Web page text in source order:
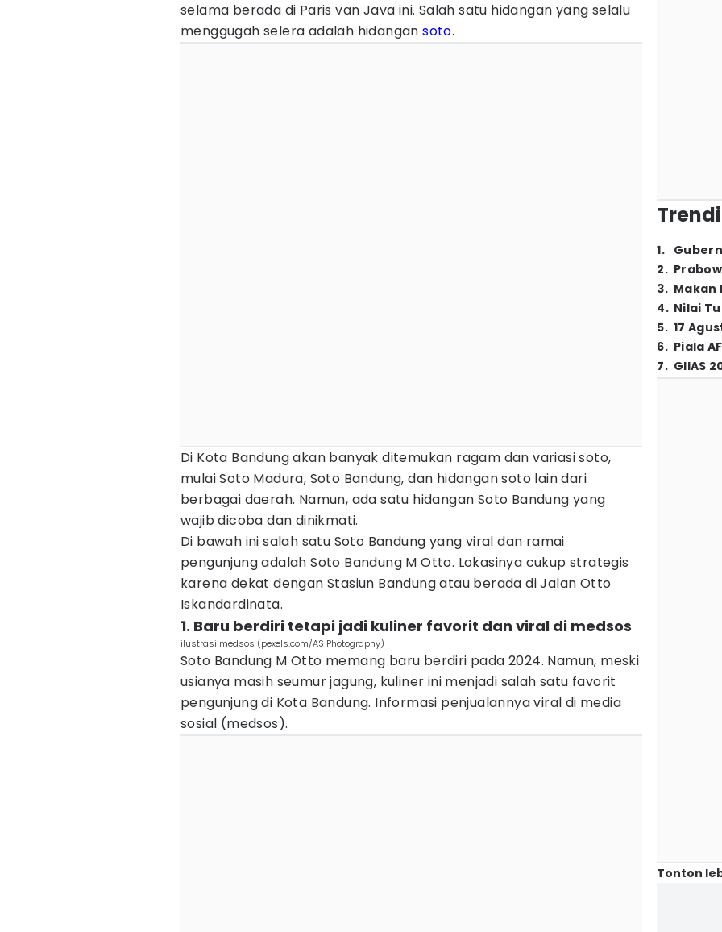
selama berada di Paris van Java ini. Salah satu hidangan yang selalu
menggugah selera adalah hidangansoto.
Di Kota Bandung akan banyak ditemukan ragam dan variasi soto,
mulai Soto Madura, Soto Bandung, dan hidangan soto lain dari
berbagai daerah. Namun, ada satu hidangan Soto Bandung yang
wajib dicoba dan dinikmati.
Di bawah ini salah satu Soto Bandung yang viral dan ramai
pengunjung adalah Soto Bandung M Otto. Lokasinya cukup strategis
karena dekat dengan Stasiun Bandung atau berada di Jalan Otto
Iskandardinata.
1. Baru berdiri tetapi jadi kuliner favorit dan viral di medsos
ilustrasi medsos (pexels.com/AS Photography)
Soto Bandung M Otto memang baru berdiri pada 2024. Namun, meski
usianya masih seumur jagung, kuliner ini menjadi salah satu favorit
pengunjung di Kota Bandung. Informasi penjualannya viral di media
sosial (medsos).
1.
2.
3. Makan
4. Nilai
5. 17
6. Piala
7. GIIAS
Tonton